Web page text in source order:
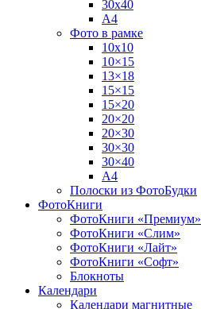
30х40
А4
Фото в рамке
10х10
10×15
13×18
15×15
15×20
20×20
20×30
30×30
30×40
A4
Полоски из ФотоБудки
ФотоКниги
ФотоКниги «Премиум»
ФотоКниги «Слим»
ФотоКниги «Лайт»
ФотоКниги «Софт»
Блокноты
Календари
Календари магнитные